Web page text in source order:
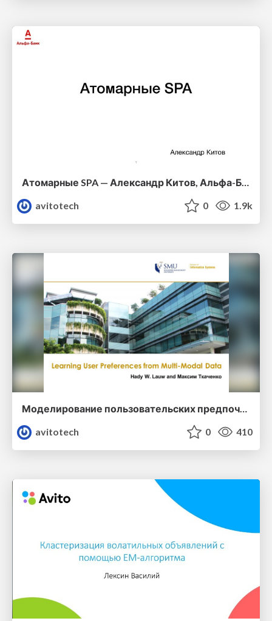
avitotech
0 1.9k
Моделирование пользовательских предпочтений в мультимодальных данных. Hady W. Lauw, Максим Ткаченко (Singapore Management University)
avitotech
0 410